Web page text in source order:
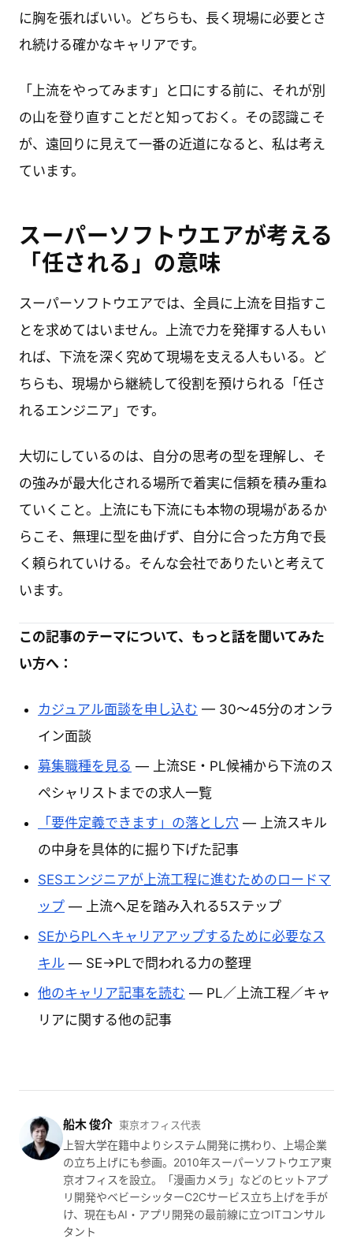
に胸を張ればいい。どちらも、長く現場に必要とさ
れ続ける確かなキャリアです。
「上流をやってみます」と口にする前に、それが別
の山を登り直すことだと知っておく。その認識こそ
が、遠回りに見えて一番の近道になると、私は考え
ています。
スーパーソフトウエアが考える
「任される」の意味
スーパーソフトウエアでは、全員に上流を目指すこ
とを求めてはいません。上流で力を発揮する人もい
れば、下流を深く究めて現場を支える人もいる。ど
ちらも、現場から継続して役割を預けられる「任さ
れるエンジニア」です。
大切にしているのは、自分の思考の型を理解し、そ
の強みが最大化される場所で着実に信頼を積み重ね
ていくこと。上流にも下流にも本物の現場があるか
らこそ、無理に型を曲げず、自分に合った方角で長
く頼られていける。そんな会社でありたいと考えて
います。
この記事のテーマについて、もっと話を聞いてみた
い方へ：
カジュアル面談を申し込む — 30〜45分のオンラ
イン面談
募集職種を見る — 上流SE・PL候補から下流のス
ペシャリストまでの求人一覧
「要件定義できます」の落とし穴 — 上流スキル
の中身を具体的に掘り下げた記事
SESエンジニアが上流工程に進むためのロードマ
ップ — 上流へ足を踏み入れる5ステップ
SEからPLへキャリアアップするために必要なス
キル — SE→PLで問われる力の整理
他のキャリア記事を読む — PL／上流工程／キャ
リアに関する他の記事
船木 俊介 東京オフィス代表
上智大学在籍中よりシステム開発に携わり、上場企業
の立ち上げにも参画。2010年スーパーソフトウエア東
京オフィスを設立。「漫画カメラ」などのヒットアプ
リ開発やベビーシッターC2Cサービス立ち上げを手が
け、現在もAI・アプリ開発の最前線に立つITコンサル
タント